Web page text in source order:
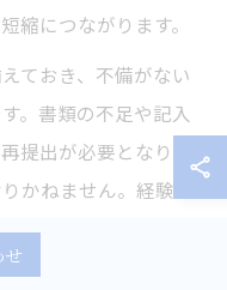
縮につながります。
ておき、不備がない
。書類の不足や記入
提出が必要となり、
かねません。経験者
、書類を完璧に準備
う声もあります。